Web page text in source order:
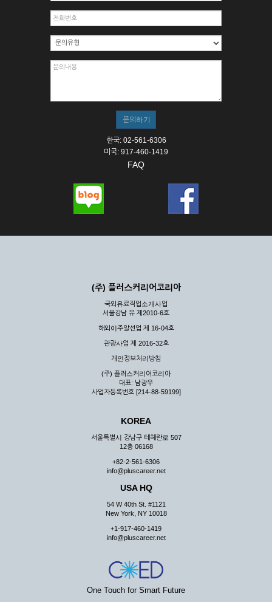
한국: 02-561-6306
미국: 917-460-1419
FAQ
(주) 플러스커리어코리아
국외유료직업소개사업
서울강남 유 제2010-6호
해외이주알선업 제 16-04호
관광사업 제 2016-32호
개인정보처리방침
(주) 플러스커리어코리아
대표: 남광우
사업자등록번호 [214-88-59199]
KOREA
서울특별시 강남구 테헤란로 507
12층 06168
+82-2-561-6306
info@pluscareer.net
USA HQ
54 W 40th St. #1121
New York, NY 10018
+1-917-460-1419
info@pluscareer.net
One Touch for Smart Future